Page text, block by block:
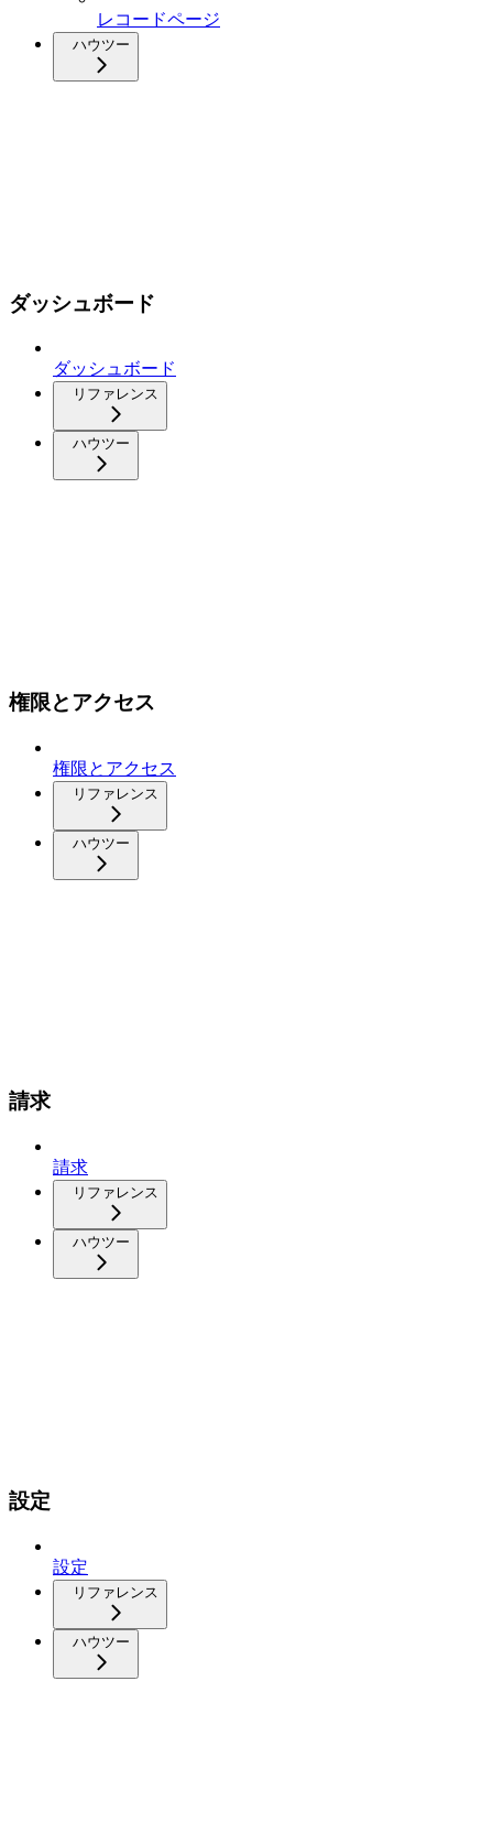
レコードページ
ハウツー
ダッシュボード
ダッシュボード
リファレンス
ハウツー
権限とアクセス
権限とアクセス
リファレンス
ハウツー
請求
請求
リファレンス
ハウツー
設定
設定
リファレンス
ハウツー